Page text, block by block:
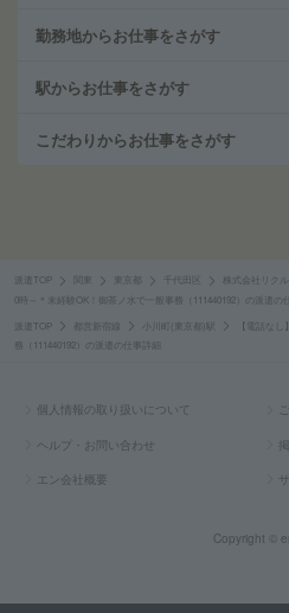
勤務地からお仕事をさがす
駅からお仕事をさがす
こだわりからお仕事をさがす
派遣TOP 東京都 千代田区 株式会社リク
0時～＊未経験OK！御茶ノ水で一般事務（111440192）の派遣の
派遣TOP 都営新宿線 小川町(東京都)駅
【電話な
務（111440192）の派遣の仕事詳細
個人情報の取り扱いについて
ヘルプ・お問い合わせ
エン会社概要
Copyright ©